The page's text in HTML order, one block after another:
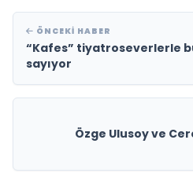
ÖNCEKI HABER
“Kafes” tiyatroseverlerle
sayıyor
Özge Ulusoy ve